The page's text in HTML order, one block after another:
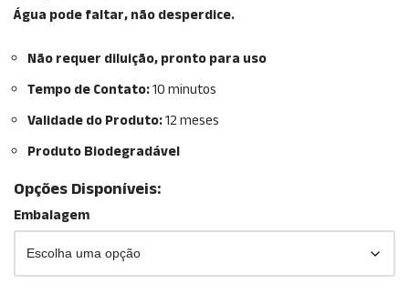
Água pode faltar, não desperdice.
Não requer diluição, pronto para uso
Tempo de Contato:10 minutos
Validade do Produto:12 meses
Produto Biodegradável
Opções Disponíveis:
Embalagem